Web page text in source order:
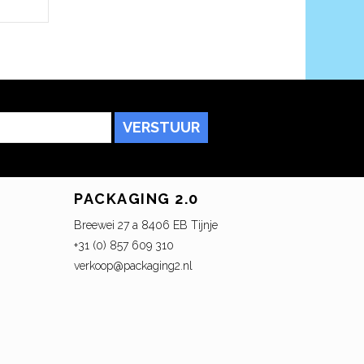
VERSTUUR
PACKAGING 2.0
Breewei 27 a 8406 EB Tijnje
+31 (0) 857 609 310
verkoop@packaging2.nl